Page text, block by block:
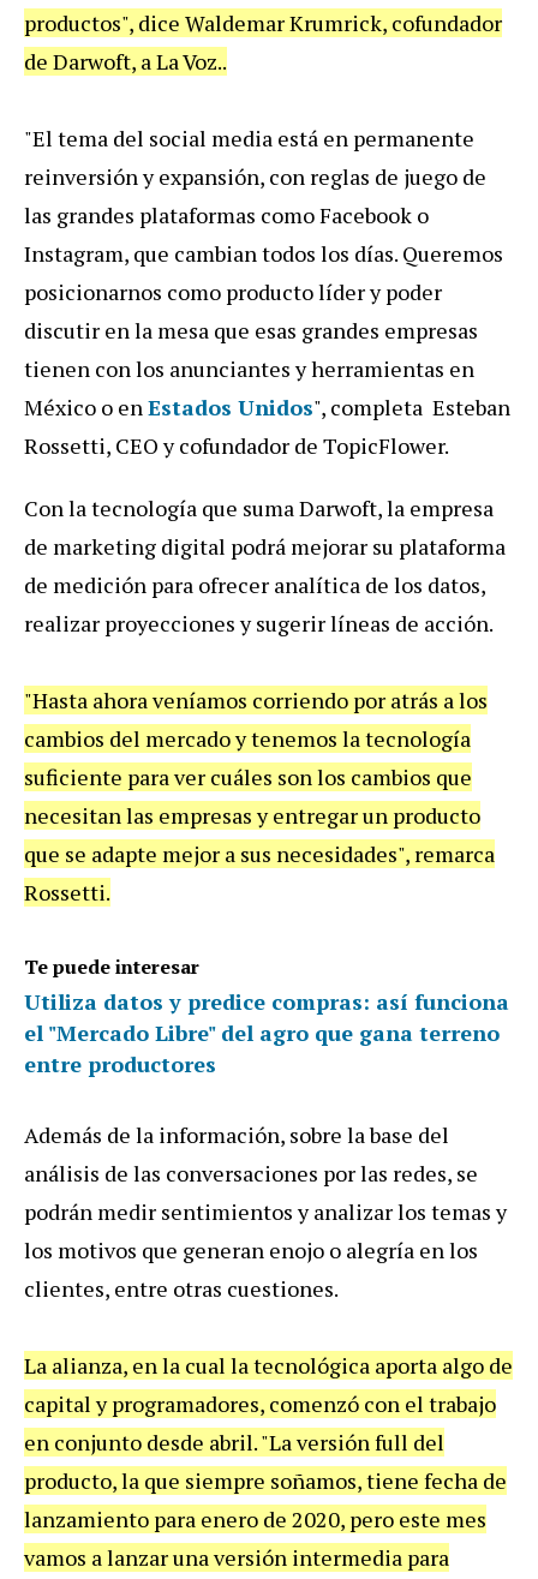
productos", dice Waldemar Krumrick, cofundador
de Darwoft, a La Voz..
"El tema del social media está en permanente
reinversión y expansión, con reglas de juego de
las grandes plataformas como Facebook o
Instagram, que cambian todos los días. Queremos
posicionarnos como producto líder y poder
discutir en la mesa que esas grandes empresas
tienen con los anunciantes y herramientas en
México o enEstados Unidos", completa Esteban
Rossetti, CEO y cofundador de TopicFlower.
Con la tecnología que suma Darwoft, la empresa
de marketing digital podrá mejorar su plataforma
de medición para ofrecer analítica de los datos,
realizar proyecciones y sugerir líneas de acción.
"Hasta ahora veníamos corriendo por atrás a los
cambios del mercado y tenemos la tecnología
suficiente para ver cuáles son los cambios que
necesitan las empresas y entregar un producto
que se adapte mejor a sus necesidades", remarca
Rossetti.
Te puede interesar
Utiliza datos y predice compras: así funciona
el "Mercado Libre" del agro que gana terreno
entre productores
Además de la información, sobre la base del
análisis de las conversaciones por las redes, se
podrán medir sentimientos y analizar los temas y
los motivos que generan enojo o alegría en los
clientes, entre otras cuestiones.
La alianza, en la cual la tecnológica aporta algo de
capital y programadores, comenzó con el trabajo
en conjunto desde abril. "La versión full del
producto, la que siempre soñamos, tiene fecha de
lanzamiento para enero de 2020, pero este mes
vamos a lanzar una versión intermedia para